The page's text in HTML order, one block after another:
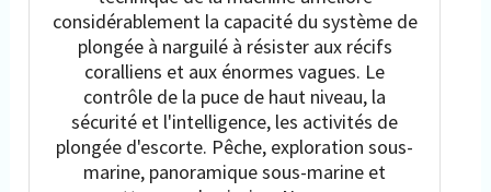
considérablement la capacité du système de
plongée à narguilé à résister aux récifs
coralliens et aux énormes vagues. Le
contrôle de la puce de haut niveau, la
sécurité et l'intelligence, les activités de
plongée d'escorte. Pêche, exploration sous-
marine, panoramique sous-marine et